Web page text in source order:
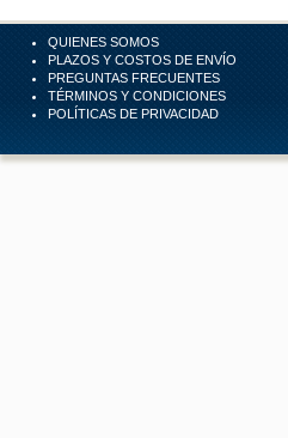
QUIENES SOMOS
PLAZOS Y COSTOS DE ENVÍO
PREGUNTAS FRECUENTES
TÉRMINOS Y CONDICIONES
POLÍTICAS DE PRIVACIDAD